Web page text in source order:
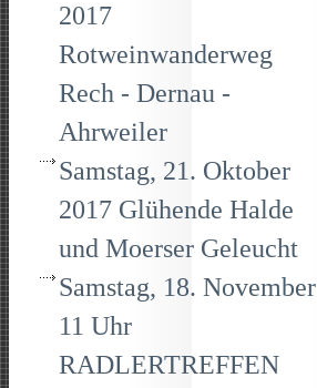
2017
Rotweinwanderweg
Rech - Dernau -
Ahrweiler
Samstag, 21. Oktober
2017 Glühende Halde
und Moerser Geleucht
Samstag, 18. November
11 Uhr
RADLERTREFFEN